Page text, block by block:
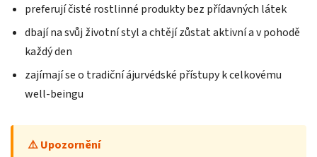
preferují čisté rostlinné produkty bez přídavných látek
dbají na svůj životní styl a chtějí zůstat aktivní a v pohodě
každý den
zajímají se o tradiční ájurvédské přístupy k celkovému
well-beingu
⚠️ Upozornění